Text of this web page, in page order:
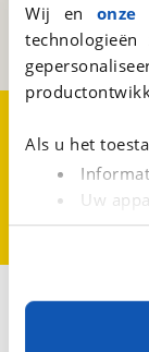
Wij en onze
Als u het
Uw
Lees meer
Met cookies
cookies
Een
BOVAG
Cookievoorkeuren